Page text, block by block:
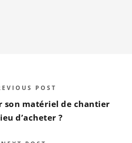
POST
son matériel de chantier
d’acheter ?